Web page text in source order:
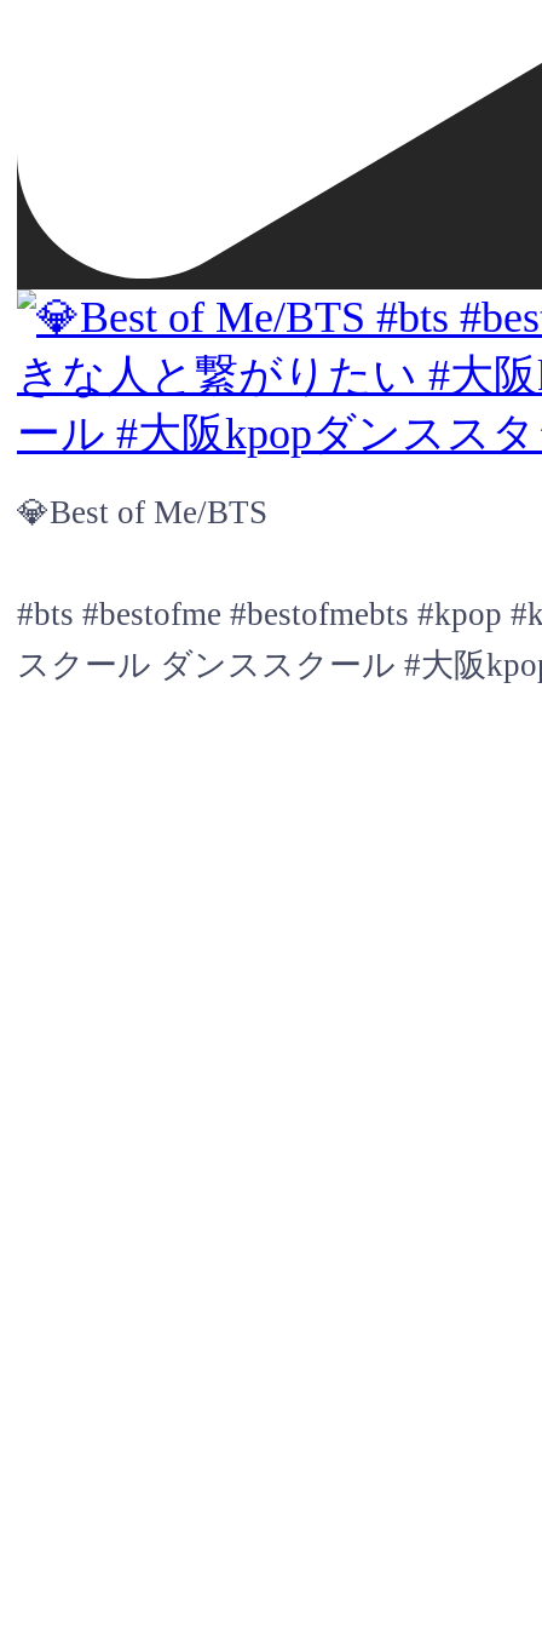
💎Best of Me/BTS
#bts #bestofme #bestofmebts
スクール ダンススクール #大阪